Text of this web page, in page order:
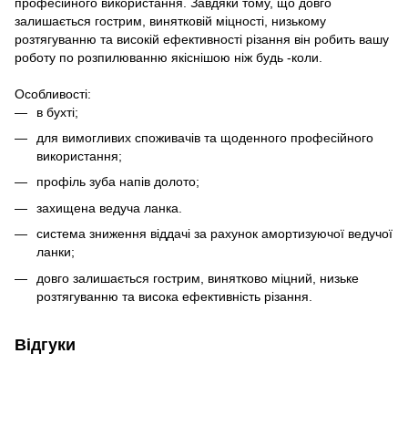
залишається гострим, винятковій міцності, низькому
розтягуванню та високій ефективності різання він робить вашу
роботу по розпилюванню якіснішою ніж будь -коли.
Особливості:
в бухті;
для вимогливих споживачів та щоденного професійного
використання;
профіль зуба напів долото;
захищена ведуча ланка.
система зниження віддачі за рахунок амортизуючої ведучої
ланки;
довго залишається гострим, винятково міцний, низьке
розтягуванню та висока ефективність різання.
Відгуки